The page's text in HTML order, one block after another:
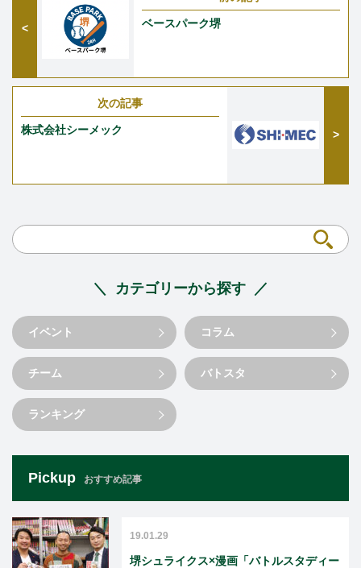
ベースパーク堺
次の記事
株式会社シーメック
カテゴリーから探す
イベント コラム
チーム バトスタ
ランキング
Pickup おすすめ記事
19.01.29
堺シュライクス×漫画「バトルスタディー